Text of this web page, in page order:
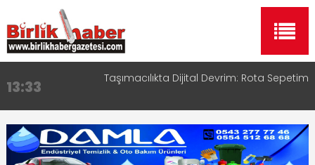
13:33 Taşımacılıkta Dijital Devrim: Rota Sepetim
17:15
Aksaray OSB Bölge Müdürü Makam Koltuğunu
Çocuklara Bıraktı
16:00
Aksaray Esnaf Rehberi ile Google ve Yapay Zeka
Aramalarında Öne Çıkın